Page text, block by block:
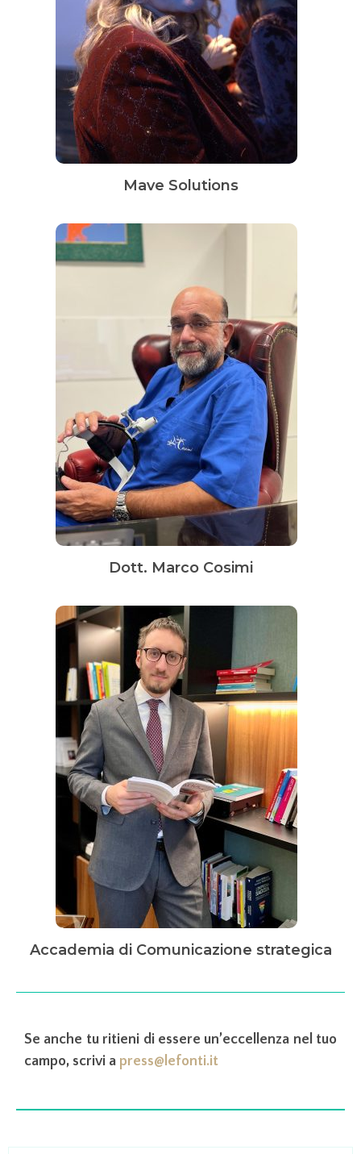
Mave Solutions
Dott. Marco Cosimi
Accademia di Comunicazione strategica
Se anche tu ritieni di essere un’eccellenza nel tuo
campo, scrivi a press@lefonti.it